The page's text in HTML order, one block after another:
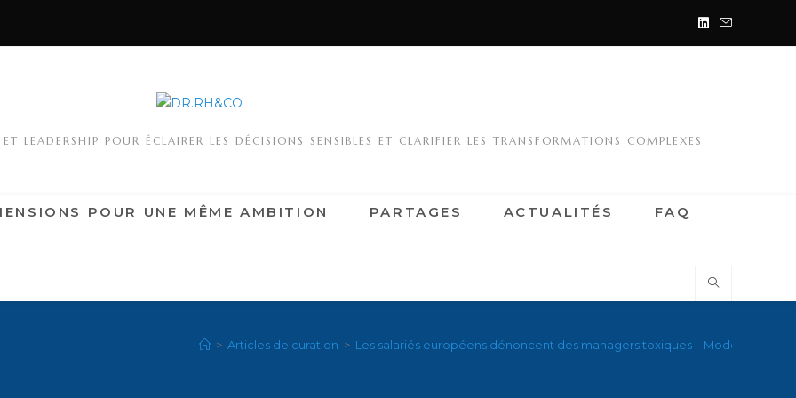
LEADERSHIP POUR ÉCLAIRER LES DÉCISIONS SENSIBLES ET CLARIFIER LES TRANSFORMATIONS COMPLEXES
POUR UNE MÊME AMBITION PARTAGES ACTUALITÉS FAQ
> Articles de curation > Les salariés européens dénoncent des managers toxiques – Mode(s)